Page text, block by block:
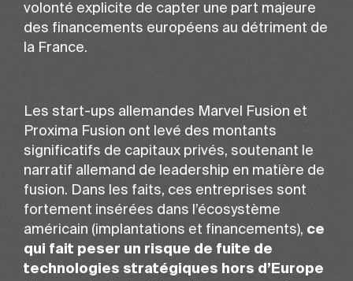
volonté explicite de capter une part majeure
des financements européens au détriment de
la France.
Les start-ups allemandes Marvel Fusion et
Proxima Fusion ont levé des montants
significatifs de capitaux privés, soutenant le
narratif allemand de leadership en matière de
fusion. Dans les faits, ces entreprises sont
fortement insérées dans l’écosystème
américain (implantations et financements), ce
qui fait peser un risque de fuite de
technologies stratégiques hors d’Europe